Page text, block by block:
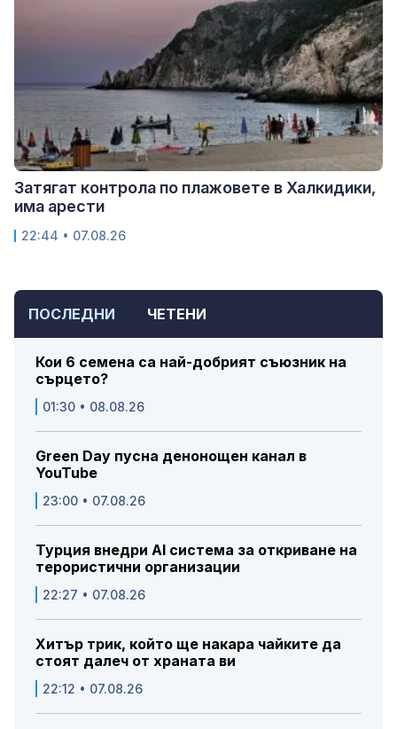
ПОСЛЕДНИ ЧЕТЕНИ
Кои 6 семена са най-добрият съюзник на
сърцето?
01:30 • 08.08.26
Green Day пусна денонощен канал в
YouTube
23:00 • 07.08.26
Турция внедри AI система за откриване на
терористични организации
22:27 • 07.08.26
Хитър трик, който ще накара чайките да
стоят далеч от храната ви
22:12 • 07.08.26
Затягат контрола по плажовете в Халкидики,
има арести
22:44 • 07.08.26